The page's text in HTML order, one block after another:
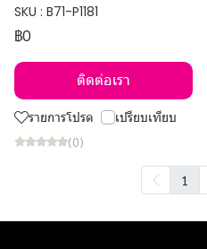
SKU : B71-P1181
฿0
ติดต่อเรา
รายการโปรด เปรียบเทียบ
(0)
1